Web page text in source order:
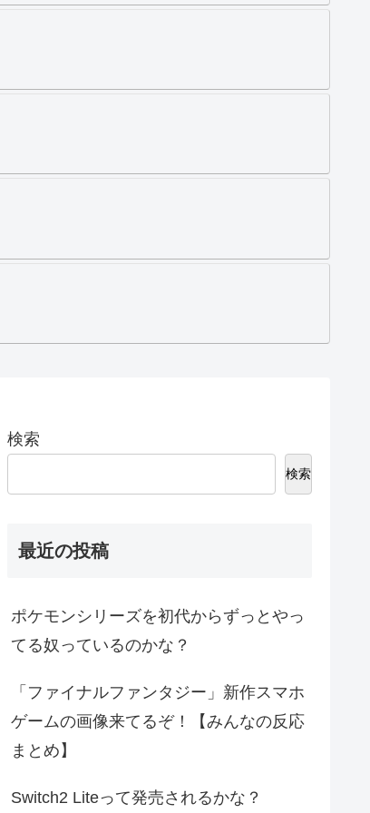
検索
検索
最近の投稿
ポケモンシリーズを初代からずっとやっ
てる奴っているのかな？
「ファイナルファンタジー」新作スマホ
ゲームの画像来てるぞ！【みんなの反応
まとめ】
Switch2 Liteって発売されるかな？